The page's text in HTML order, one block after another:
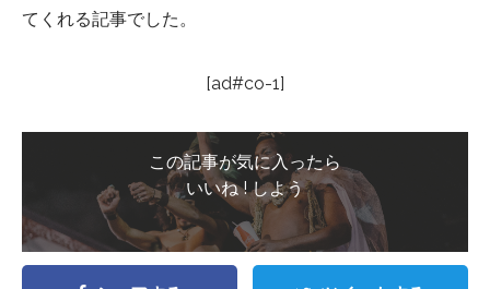
てくれる記事でした。
[ad#co-1]
この記事が気に入ったら
いいね ! しよう